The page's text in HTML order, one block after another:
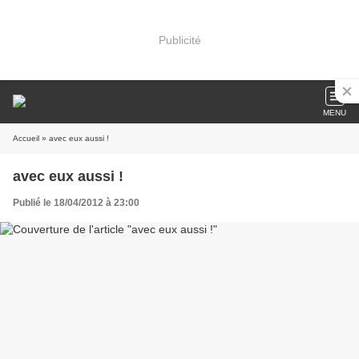
Publicité
MENU
Accueil » avec eux aussi !
avec eux aussi !
Publié le 18/04/2012 à 23:00